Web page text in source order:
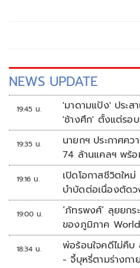
NEWS UPDATE
19:45 น.
'มาดามแป้ง' ประส
'ช้างศึก' ตั้งแต่รอ
19:35 น.
นายกฯ ประกาศคว
74 ล้านแคลฯ พร้อ
19:16 น.
เปิดโอกาสชีวิตให
บำบัดต่อเนื่องตัด
19:00 น.
‘ภัทรพงศ์’ ลุยยก
ของภูมิภาค
ห้องข่าวไทยโพสต์
18:34 น.
พ่อร้อนใจคดีไม่คืบ
- จี้บุหรี่ตามร่างกาย